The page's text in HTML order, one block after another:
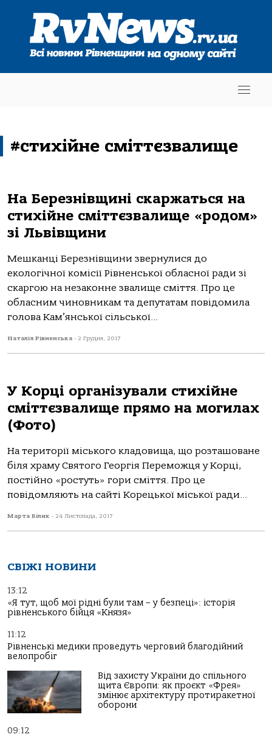
#стихійне сміттєзвалище
На Березнівщині скаржаться на
стихійне сміттєзвалище «родом»
зі Львівщини
Мешканці Березнівщини звернулися до
екологічної комісії Рівненської обласної ради зі
скаргою на незаконне звалище сміття. Про це
обласним чиновникам та депутатам повідомила
голова Кам’янської сільської...
Наталія Рівненська - 2 Грудня, 2017
У Корці організували стихійне
сміттєзвалище прямо на могилах
(Фото)
На території міського кладовища, що розташоване
біля храму Святого Георгія Переможця у Корці,
постійно «ростуть» гори сміття. Про це
повідомляють на сайті Корецької міської ради...
Марта Білик - 24 Листопада, 2017
СВІЖІ НОВИНИ
13:12
«Я тут, щоб мої рідні були там – у безпеці»: історія
рівненського бійця «Князя»
11:12
Рівненські медики проведуть черговий благодійний
велопробіг
Від захисту України до спільного
щита Європи: як проєкт «Фрея»
змінює архітектуру протиракетної
оборони
09:12